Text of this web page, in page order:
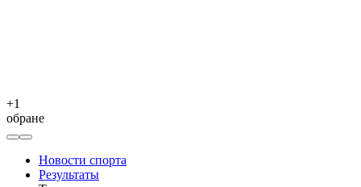
+1
обране
Новости спорта
Результаты